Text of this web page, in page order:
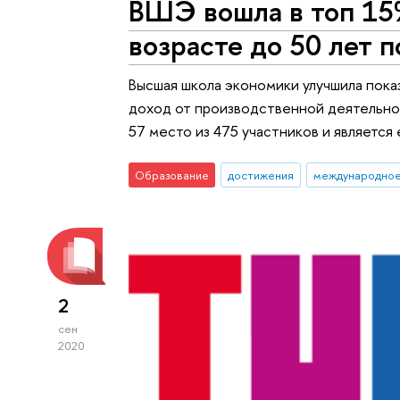
ВШЭ вошла в топ
возрасте до 50 лет
Высшая школа экономики улучшила
доход от производственной
57 место из 475 участников и
Образование достижения
2
сен
2020